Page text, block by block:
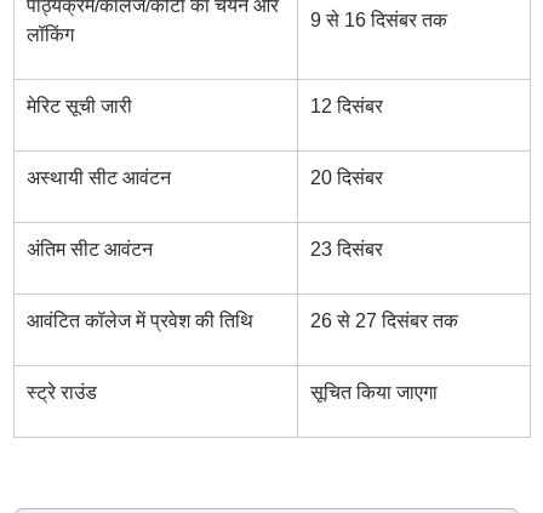
पाठ्यक्रम/कॉलेज/कोटा का चयन और
लॉकिंग
9 से 16 दिसंबर तक
मेरिट सूची जारी 12 दिसंबर
अस्थायी सीट आवंटन 20 दिसंबर
अंतिम सीट आवंटन 23 दिसंबर
आवंटित कॉलेज में प्रवेश की तिथि 26 से 27 दिसंबर तक
स्ट्रे राउंड सूचित किया जाएगा